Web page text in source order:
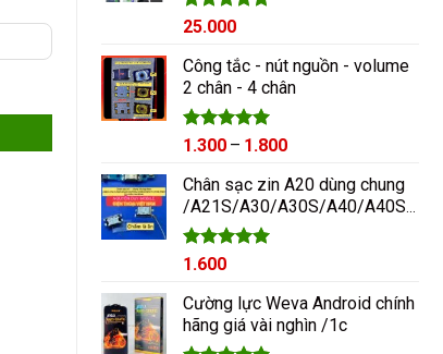
Được xếp
5 sao
25.000
Công tắc - nút nguồn - volume
2 chân - 4 chân
Được xếp
5 sao
1.300 – 1.800Khoảng
từ
1.300₫
Chân sạc zin A20 dùng chung
/A21S/A30/A30S/A40/A40S/A50/A60/A70/M10/M20
Được xếp
5 sao
1.600
Cường lực Weva Android chính
hãng giá vài nghìn /1c